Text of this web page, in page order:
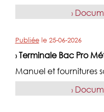
›
Publiéele 25-06-2026
› Terminale Bac Pro
Manuel et fournitures
›